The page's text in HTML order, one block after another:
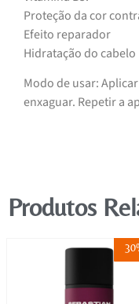
Proteção da cor
Efeito reparador
Hidratação do cabelo
Modo de usar:
enxaguar. Repetir a
Produtos